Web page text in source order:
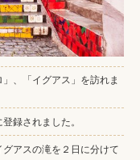
、「イグアス」を訪れま
録されました。
アスの滝を２日に分けて